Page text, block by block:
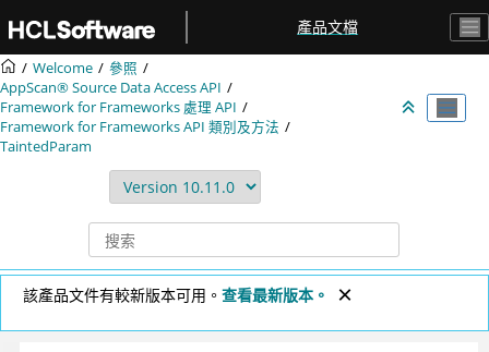
產品文檔
Welcome
參照
AppScan® Source Data Access API
Framework for Frameworks 處理 API
Framework for Frameworks API 類別及方法
TaintedParam
該產品文件有較新版本可用。 查看最新版本。